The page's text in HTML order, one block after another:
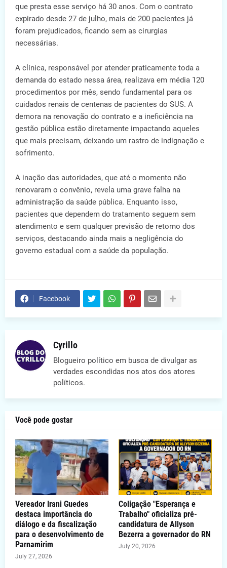
que presta esse serviço há 30 anos. Com o contrato
expirado desde 27 de julho, mais de 200 pacientes já
foram prejudicados, ficando sem as cirurgias
necessárias.
A clínica, responsável por atender praticamente toda a
demanda do estado nessa área, realizava em média 120
procedimentos por mês, sendo fundamental para os
cuidados renais de centenas de pacientes do SUS. A
demora na renovação do contrato e a ineficiência na
gestão pública estão diretamente impactando aqueles
que mais precisam, deixando um rastro de indignação e
sofrimento.
A inação das autoridades, que até o momento não
renovaram o convênio, revela uma grave falha na
administração da saúde pública. Enquanto isso,
pacientes que dependem do tratamento seguem sem
atendimento e sem qualquer previsão de retorno dos
serviços, destacando ainda mais a negligência do
governo estadual com a saúde da população.
Facebook
Cyrillo
Blogueiro político em busca de divulgar as
verdades escondidas nos atos dos atores
políticos.
Você pode gostar
Vereador Irani Guedes
destaca importância do
diálogo e da fiscalização
para o desenvolvimento de
Parnamirim
July 27, 2026
Coligação "Esperança e
Trabalho" oficializa pré-
candidatura de Allyson
Bezerra a governador do RN
July 20, 2026